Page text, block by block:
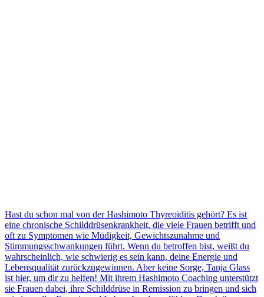
Hast du schon mal von der Hashimoto Thyreoiditis gehört? Es ist
eine chronische Schilddrüsenkrankheit, die viele Frauen betrifft und
oft zu Symptomen wie Müdigkeit, Gewichtszunahme und
Stimmungsschwankungen führt. Wenn du betroffen bist, weißt du
wahrscheinlich, wie schwierig es sein kann, deine Energie und
Lebensqualität zurückzugewinnen. Aber keine Sorge, Tanja Glass
ist hier, um dir zu helfen! Mit ihrem Hashimoto Coaching unterstützt
sie Frauen dabei, ihre Schilddrüse in Remission zu bringen und sich